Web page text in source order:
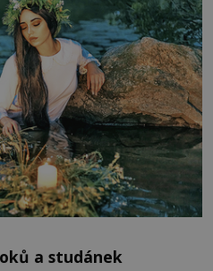
a studánek